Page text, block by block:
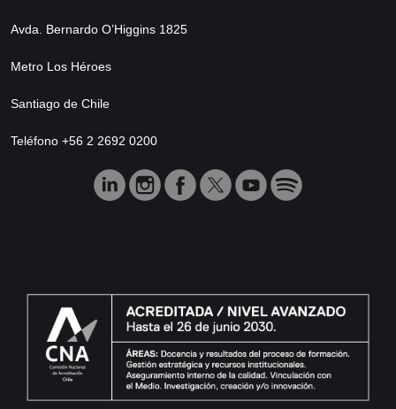
Avda. Bernardo O’Higgins 1825
Metro Los Héroes
Santiago de Chile
Teléfono +56 2 2692 0200